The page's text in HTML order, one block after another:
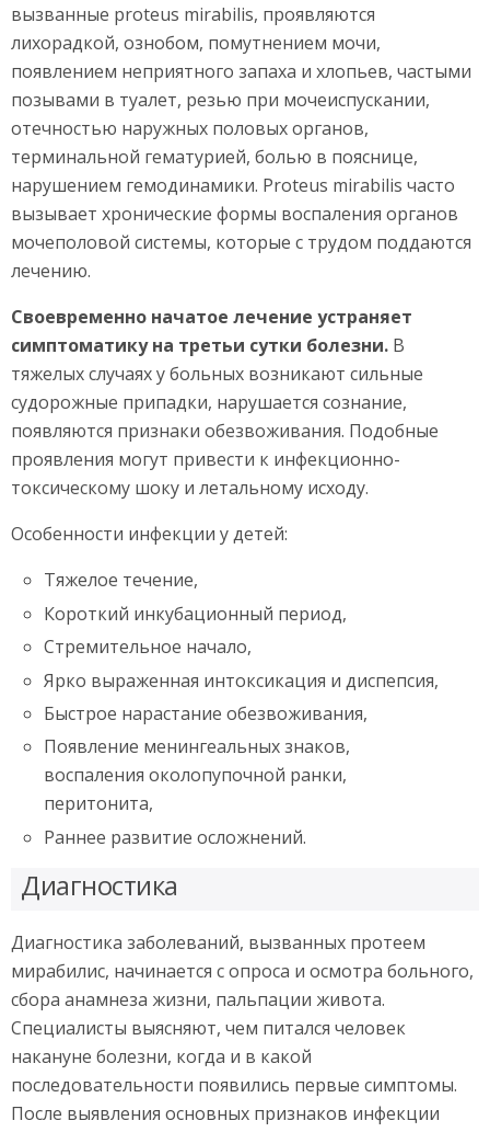
вызванные proteus mirabilis, проявляются
лихорадкой, ознобом, помутнением мочи,
появлением неприятного запаха и хлопьев, частыми
позывами в туалет, резью при мочеиспускании,
отечностью наружных половых органов,
терминальной гематурией, болью в пояснице,
нарушением гемодинамики. Proteus mirabilis часто
вызывает хронические формы воспаления органов
мочеполовой системы, которые с трудом поддаются
лечению.
Своевременно начатое лечение устраняет
симптоматику на третьи сутки болезни. В
тяжелых случаях у больных возникают сильные
судорожные припадки, нарушается сознание,
появляются признаки обезвоживания. Подобные
проявления могут привести к инфекционно-
токсическому шоку и летальному исходу.
Особенности инфекции у детей:
Тяжелое течение,
Короткий инкубационный период,
Стремительное начало,
Ярко выраженная интоксикация и диспепсия,
Быстрое нарастание обезвоживания,
Появление менингеальных знаков,
воспаления околопупочной ранки,
перитонита,
Раннее развитие осложнений.
Диагностика
Диагностика заболеваний, вызванных протеем
мирабилис, начинается с опроса и осмотра больного,
сбора анамнеза жизни, пальпации живота.
Специалисты выясняют, чем питался человек
накануне болезни, когда и в какой
последовательности появились первые симптомы.
После выявления основных признаков инфекции